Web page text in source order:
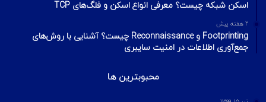
اسکن شبکه چیست؟ معرفی انواع اسکن و فلگ‌های TCP
2 هفته پیش
Footprinting و Reconnaissance چیست؟ آشنایی با روش‌های
جمع‌آوری اطلاعات در امنیت سایبری
محبوبترین ها